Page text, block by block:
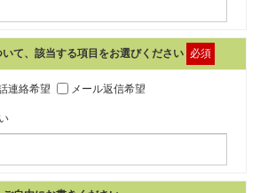
て、該当する項目をお選びください 必須
連絡希望 メール返信希望